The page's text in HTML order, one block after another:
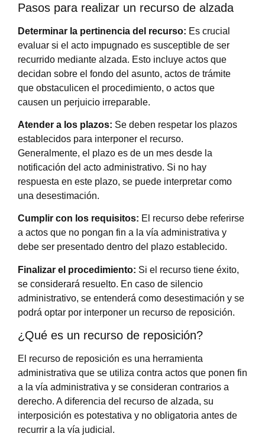
Pasos para realizar un recurso de alzada
Determinar la pertinencia del recurso: Es crucial
evaluar si el acto impugnado es susceptible de ser
recurrido mediante alzada. Esto incluye actos que
decidan sobre el fondo del asunto, actos de trámite
que obstaculicen el procedimiento, o actos que
causen un perjuicio irreparable.
Atender a los plazos: Se deben respetar los plazos
establecidos para interponer el recurso.
Generalmente, el plazo es de un mes desde la
notificación del acto administrativo. Si no hay
respuesta en este plazo, se puede interpretar como
una desestimación.
Cumplir con los requisitos: El recurso debe referirse
a actos que no pongan fin a la vía administrativa y
debe ser presentado dentro del plazo establecido.
Finalizar el procedimiento: Si el recurso tiene éxito,
se considerará resuelto. En caso de silencio
administrativo, se entenderá como desestimación y se
podrá optar por interponer un recurso de reposición.
¿Qué es un recurso de reposición?
El recurso de reposición es una herramienta
administrativa que se utiliza contra actos que ponen fin
a la vía administrativa y se consideran contrarios a
derecho. A diferencia del recurso de alzada, su
interposición es potestativa y no obligatoria antes de
recurrir a la vía judicial.